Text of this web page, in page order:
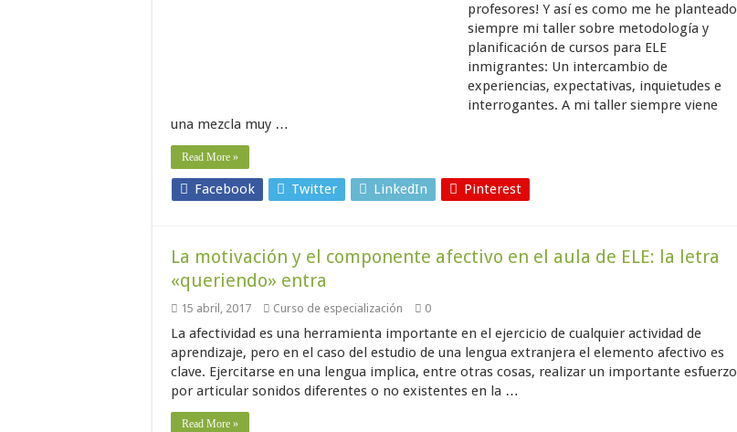
profesores! Y así es como me he planteado
siempre mi taller sobre metodología y
planificación de cursos para ELE
inmigrantes: Un intercambio de
experiencias, expectativas, inquietudes e
interrogantes. A mi taller siempre viene
una mezcla muy …
Read More »
Facebook Twitter LinkedIn Pinterest
La motivación y el componente afectivo en el aula de ELE: la letra
«queriendo» entra
15 abril, 2017 Curso de especialización 0
La afectividad es una herramienta importante en el ejercicio de cualquier actividad de
aprendizaje, pero en el caso del estudio de una lengua extranjera el elemento afectivo es
clave. Ejercitarse en una lengua implica, entre otras cosas, realizar un importante esfuerzo
por articular sonidos diferentes o no existentes en la …
Read More »